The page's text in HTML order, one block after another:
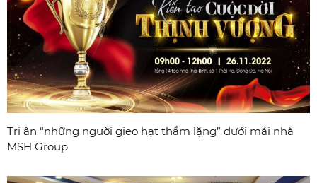
Tri ân “những người gieo hạt thầm lặng” dưới mái nhà
MSH Group